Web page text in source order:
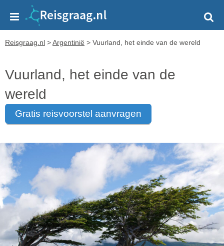
Reisgraag.nl >Argentinië > Vuurland, het einde van de wereld
Vuurland, het einde van de
wereld
gratis reisvoorstel aanvragen